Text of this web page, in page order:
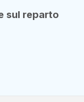
sul reparto